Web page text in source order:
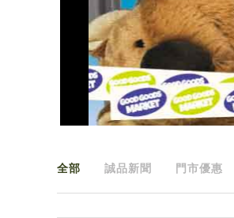
全部 誠品新聞 門市優惠